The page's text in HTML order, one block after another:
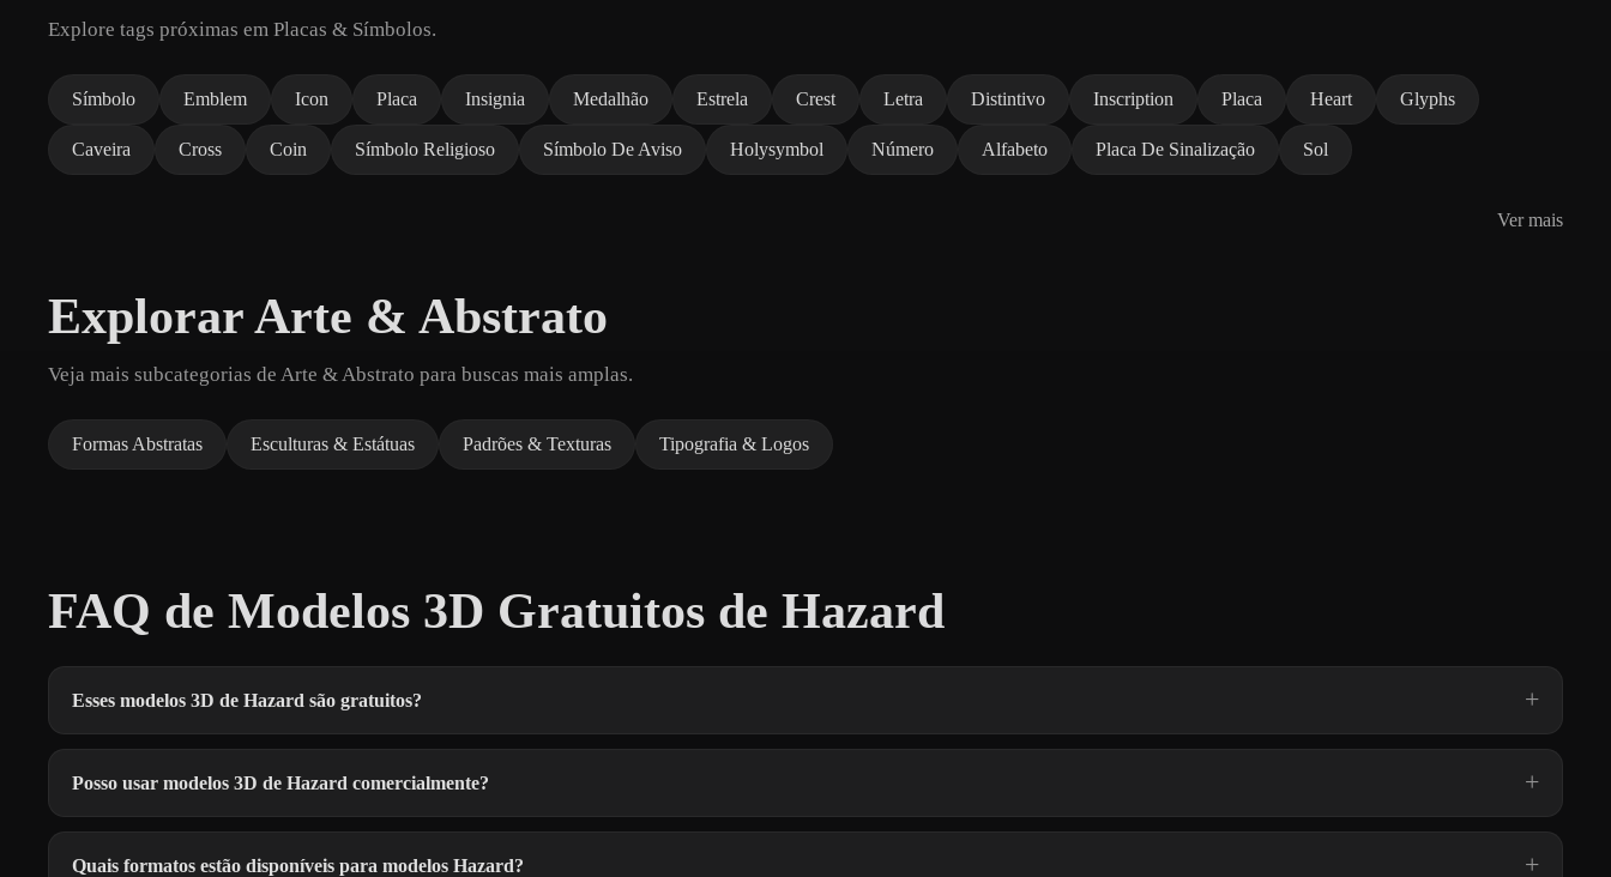
Explore tags próximas em Placas & Símbolos.
Símbolo Emblem Icon Placa Insignia Medalhão Estrela Crest Letra Distintivo Inscription Placa Heart Glyphs
Caveira Cross Coin Símbolo Religioso Símbolo De Aviso Holysymbol Número Alfabeto Placa De Sinalização Sol
Ver mais
Explorar Arte & Abstrato
Veja mais subcategorias de Arte & Abstrato para buscas mais amplas.
Formas Abstratas Esculturas & Estátuas Padrões & Texturas Tipografia & Logos
FAQ de Modelos 3D Gratuitos de Hazard
Esses modelos 3D de Hazard são gratuitos?
Posso usar modelos 3D de Hazard comercialmente?
Quais formatos estão disponíveis para modelos Hazard?